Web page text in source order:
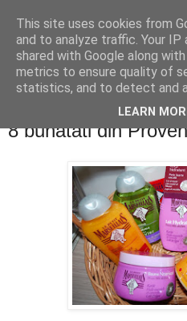
PentruDive.ro
miercuri, 9 iulie 2014
Concurs Le Petit
8 bunatati din
This site uses cookies from
and to analyze traffic. Your IP
shared with Google along
metrics to ensure quality of
statistics, and to detect and
LEARN